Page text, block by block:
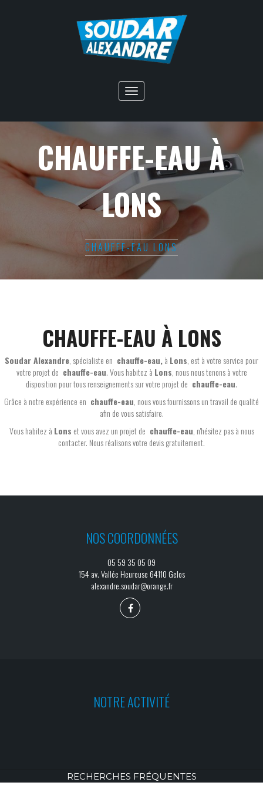
Toggle
navigation
CHAUFFE-EAU À
LONS
CHAUFFE-EAU LONS
CHAUFFE-EAU À LONS
Soudar Alexandre , spécialiste en chauffe-eau,à Lons , est à votre service pour
votre projet de chauffe-eau. Vous habitez à Lons , nous nous tenons à votre
disposition pour tous renseignements sur votre projet de chauffe-eau.
Grâce à notre expérience en chauffe-eau , nous vous fournissons un travail de qualité
afin de vous satisfaire.
Vous habitez à Lons et vous avez un projet de chauffe-eau , n'hésitez pas à nous
contacter. Nous réalisons votre devis gratuitement.
NOS COORDONNÉES
05 59 35 05 09
154 av. Vallée Heureuse 64110 Gelos
alexandre.soudar@orange.fr
NOTRE ACTIVITÉ
RECHERCHES FRÉQUENTES